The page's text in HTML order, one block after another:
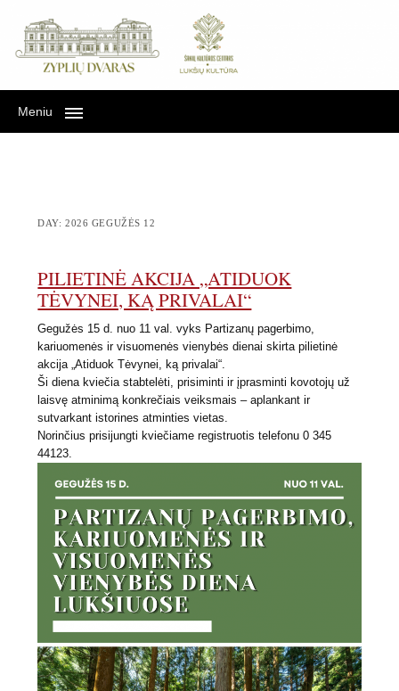
Meniu
DAY:2026 GEGUŽĖS 12
PILIETINĖ AKCIJA „ATIDUOK
TĖVYNEI, KĄ PRIVALAI“
Gegužės 15 d. nuo 11 val. vyks Partizanų pagerbimo,
kariuomenės ir visuomenės vienybės dienai skirta pilietinė
akcija „Atiduok Tėvynei, ką privalai“.
Ši diena kviečia stabtelėti, prisiminti ir įprasminti kovotojų už
laisvę atminimą konkrečiais veiksmais – aplankant ir
sutvarkant istorines atminties vietas.
Norinčius prisijungti kviečiame registruotis telefonu 0 345
44123.